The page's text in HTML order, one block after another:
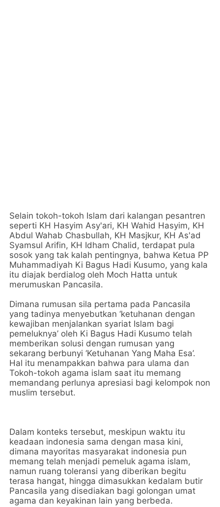
Selain tokoh-tokoh Islam dari kalangan pesantren
seperti KH Hasyim Asy'ari, KH Wahid Hasyim, KH
Abdul Wahab Chasbullah, KH Masjkur, KH As'ad
Syamsul Arifin, KH Idham Chalid, terdapat pula
sosok yang tak kalah pentingnya, bahwa Ketua PP
Muhammadiyah Ki Bagus Hadi Kusumo, yang kala
itu diajak berdialog oleh Moch Hatta untuk
merumuskan Pancasila.
Dimana rumusan sila pertama pada Pancasila
yang tadinya menyebutkan ‘ketuhanan dengan
kewajiban menjalankan syariat Islam bagi
pemeluknya’ oleh Ki Bagus Hadi Kusumo telah
memberikan solusi dengan rumusan yang
sekarang berbunyi ‘Ketuhanan Yang Maha Esa’.
Hal itu menampakkan bahwa para ulama dan
Tokoh-tokoh agama islam saat itu memang
memandang perlunya apresiasi bagi kelompok non
muslim tersebut.
Dalam konteks tersebut, meskipun waktu itu
keadaan indonesia sama dengan masa kini,
dimana mayoritas masyarakat indonesia pun
memang telah menjadi pemeluk agama islam,
namun ruang toleransi yang diberikan begitu
terasa hangat, hingga dimasukkan kedalam butir
Pancasila yang disediakan bagi golongan umat
agama dan keyakinan lain yang berbeda.